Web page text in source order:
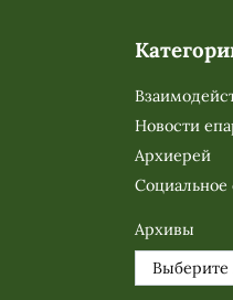
Новости
Архиерей
Архивы